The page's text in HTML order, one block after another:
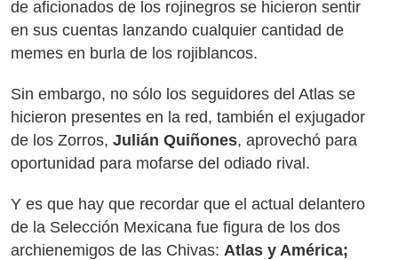
de aficionados de los rojinegros se hicieron sentir
en sus cuentas lanzando cualquier cantidad de
memes en burla de los rojiblancos.
Sin embargo, no sólo los seguidores del Atlas se
hicieron presentes en la red, también el exjugador
de los Zorros, Julián Quiñones, aprovechó para
oportunidad para mofarse del odiado rival.
Y es que hay que recordar que el actual delantero
de la Selección Mexicana fue figura de los dos
archienemigos de las Chivas: Atlas y América;